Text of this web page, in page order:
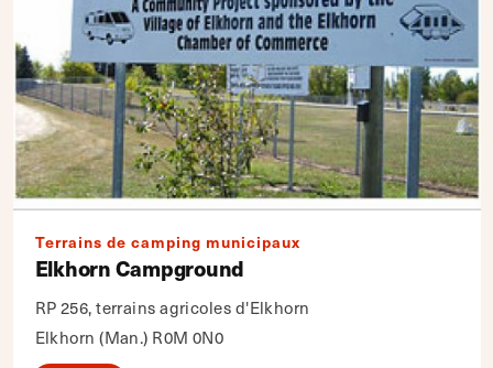
Terrains de camping municipaux
Elkhorn Campground
RP 256, terrains agricoles d'Elkhorn
Elkhorn (Man.) R0M 0N0